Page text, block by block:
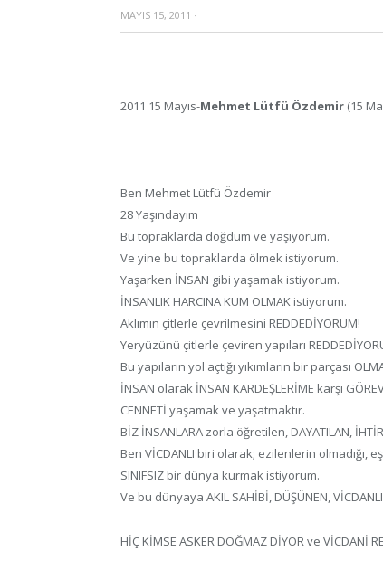
MAYIS 15, 2011 ·
2011 15 Mayıs-Mehmet Lütfü Özdemir (15
Ben Mehmet Lütfü Özdemir
28 Yaşındayım
Bu topraklarda doğdum ve yaşıyorum.
Ve yine bu topraklarda ölmek istiyorum.
Yaşarken İNSAN gibi yaşamak istiyorum.
İNSANLIK HARCINA KUM OLMAK istiyorum.
Aklımın çitlerle çevrilmesini REDDEDİYORUM!
Yeryüzünü çitlerle çeviren yapıları
Bu yapıların yol açtığı yıkımların bir parçası
İNSAN olarak İNSAN KARDEŞLERİME karşı
CENNETİ yaşamak ve yaşatmaktır.
BİZ İNSANLARA zorla öğretilen, DAYATILAN,
Ben VİCDANLI biri olarak; ezilenlerin olmadığı,
SINIFSIZ bir dünya kurmak istiyorum.
Ve bu dünyaya AKIL SAHİBİ, DÜŞÜNEN,
HİÇ KİMSE ASKER DOĞMAZ DİYOR ve VİCDANİ